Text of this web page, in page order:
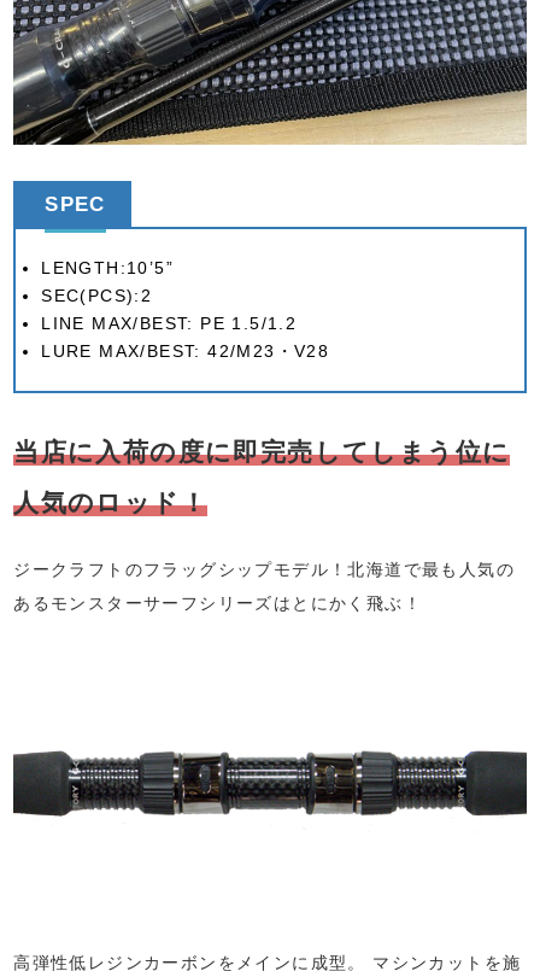
SPEC
LENGTH:10’5”
SEC(PCS):2
LINE MAX/BEST: PE 1.5/1.2
LURE MAX/BEST: 42/M23・V28
当店に入荷の度に即完売してしまう位に
人気のロッド！
ジークラフトのフラッグシップモデル！北海道で最も人気の
あるモンスターサーフシリーズはとにかく飛ぶ！
高弾性低レジンカーボンをメインに成型。 マシンカットを施